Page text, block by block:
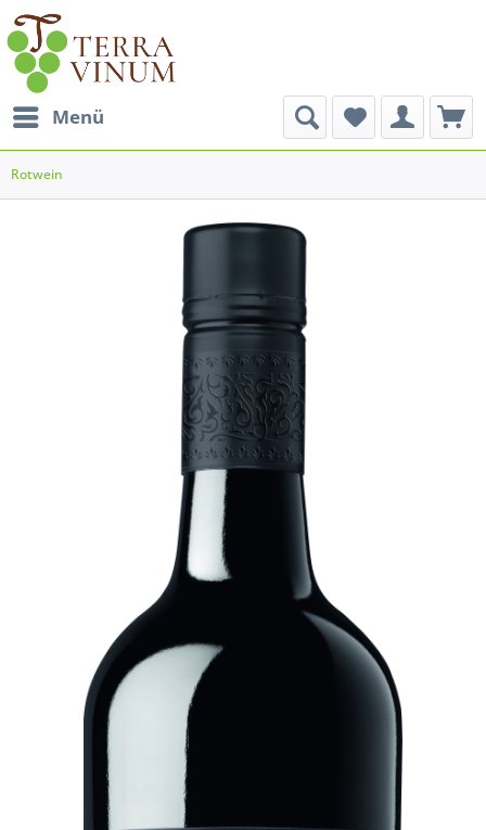
Menü
Rotwein